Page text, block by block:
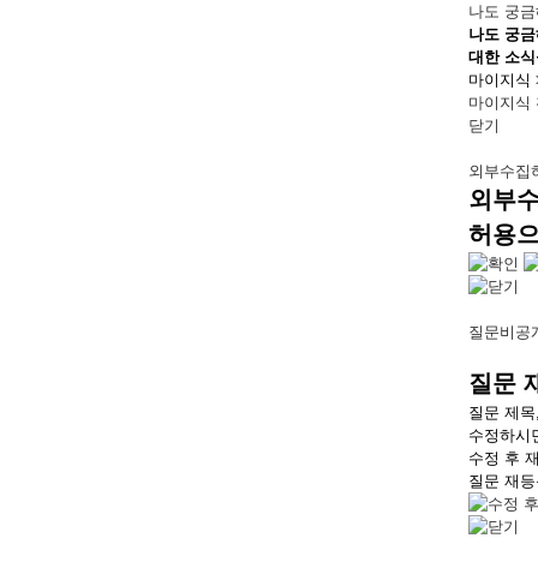
나도 궁
나도 궁
대한 소
마이지식
마이지식
닫기
외부수집
외부
허용
질문비공
질문
질문 제
수정하시
수정 후
질문 재